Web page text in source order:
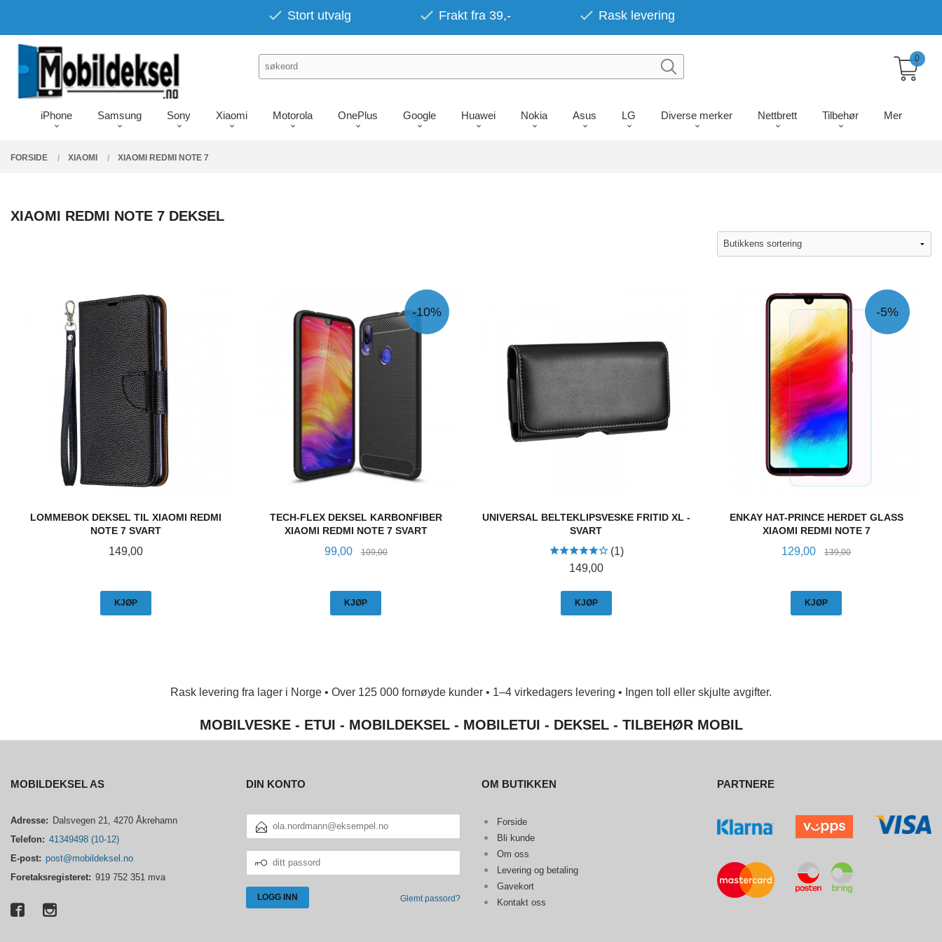
innholdet
Stort utvalg Frakt fra 39,- Rask levering
iPhone Samsung Sony Xiaomi Motorola OnePlus Google Huawei Nokia Asus LG Diverse merker Nettbrett Tilbehør Mer
0
FORSIDE XIAOMI XIAOMI REDMI NOTE 7
XIAOMI REDMI NOTE 7 DEKSEL
LOMMEBOK DEKSEL TIL XIAOMI REDMI
NOTE 7 SVART
Pris
149,00
KJØP
TECH-FLEX DEKSEL KARBONFIBER
XIAOMI REDMI NOTE 7 SVART
Tilbud
99,00 109,00Rabatt
-10%
KJØP
UNIVERSAL BELTEKLIPSVESKE FRITID XL -
SVART
(1)
Pris
149,00
KJØP
ENKAY HAT-PRINCE HERDET GLASS
XIAOMI REDMI NOTE 7
Tilbud
129,00 139,00Rabatt
-5%
KJØP
Rask levering fra lager i Norge • Over 125 000 fornøyde kunder • 1–4 virkedagers levering • Ingen toll eller skjulte avgifter.
MOBILVESKE - ETUI - MOBILDEKSEL - MOBILETUI - DEKSEL - TILBEHØR MOBIL
MOBILDEKSEL AS
Adresse: Dalsvegen 21, 4270 Åkrehamn
Telefon: 41349498 (10-12)
E-post: post@mobildeksel.no
Foretaksregisteret: 919 752 351 mva
DIN KONTO
POSTADRESSE
PASSORD
Glemt passord?
OM BUTIKKEN
Forside
Bli kunde
Om oss
Levering og betaling
Gavekort
Kontakt oss
PARTNERE